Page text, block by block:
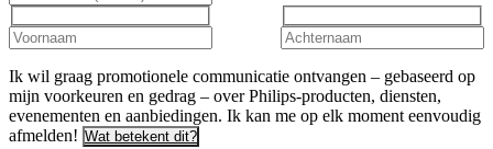
Ik wil graag promotionele communicatie ontvangen – gebaseerd op
mijn voorkeuren en gedrag – over Philips-producten, diensten,
evenementen en aanbiedingen. Ik kan me op elk moment eenvoudig
afmelden! Wat betekent dit?